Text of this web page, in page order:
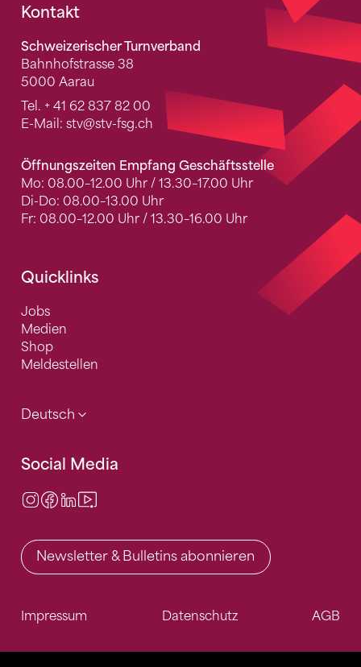
Fusszeile
Kontakt
Schweizerischer Turnverband
Bahnhofstrasse 38
5000 Aarau
Tel. + 41 62 837 82 00
E-Mail: stv@stv-fsg.ch
Öffnungszeiten Empfang Geschäftsstelle
Mo: 08.00–12.00 Uhr / 13.30–17.00 Uhr
Di-Do: 08.00–13.00 Uhr
Fr: 08.00–12.00 Uhr / 13.30–16.00 Uhr
Quicklinks
Jobs
Medien
Shop
Meldestellen
Deutsch
Social Media
Instagram
Facebook
LinkedIn
Newsletter & Bulletins abonnieren
Impressum Datenschutz AGB